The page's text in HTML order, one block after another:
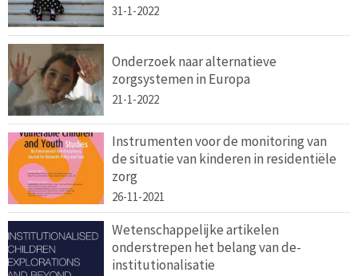
31-1-2022
Onderzoek naar alternatieve
zorgsystemen in Europa
21-1-2022
Instrumenten voor de monitoring van
de situatie van kinderen in residentiële
zorg
26-11-2021
Wetenschappelijke artikelen
onderstrepen het belang van de-
institutionalisatie